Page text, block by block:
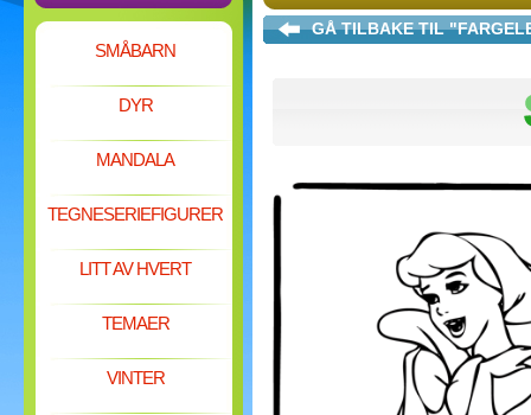
SMÅBARN
DYR
MANDALA
TEGNESERIEFIGURER
LITT AV HVERT
TEMAER
VINTER
GÅ TILBAKE TIL